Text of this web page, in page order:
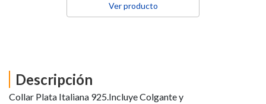
Ver producto
Descripción
Collar Plata Italiana 925.Incluye Colgante y